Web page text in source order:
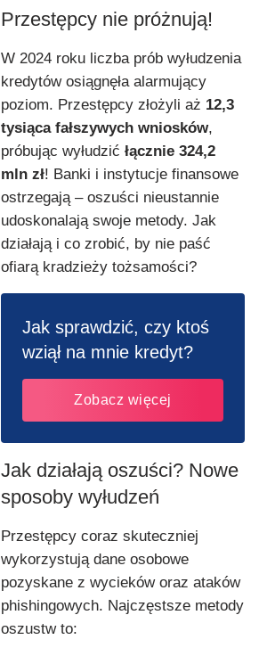
Przestępcy nie próżnują!
W 2024 roku liczba prób wyłudzenia
kredytów osiągnęła alarmujący
poziom. Przestępcy złożyli aż 12,3
tysiąca fałszywych wniosków,
próbując wyłudzić łącznie 324,2
mln zł! Banki i instytucje finansowe
ostrzegają – oszuści nieustannie
udoskonalają swoje metody. Jak
działają i co zrobić, by nie paść
ofiarą kradzieży tożsamości?
Jak sprawdzić, czy ktoś
wziął na mnie kredyt?
Zobacz więcej
Jak działają oszuści? Nowe
sposoby wyłudzeń
Przestępcy coraz skuteczniej
wykorzystują dane osobowe
pozyskane z wycieków oraz ataków
phishingowych. Najczęstsze metody
oszustw to: